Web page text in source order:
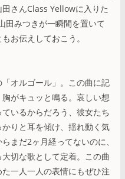
さんClass Yellowに入りた
田みつきが一瞬間を置いて
お伝えしておこう。
オルゴール」。この曲に記
がキュッと鳴る。哀しい想
いるからだろう、彼女たち
りと耳を傾け、揺れ動く気
まだ2ヶ月経ってないのに、
切な歌として定着。この曲
一人一人の表情にもぜひ注